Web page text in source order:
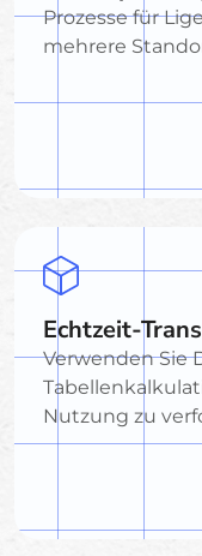
Prozesse für
mehrere
Echtzeit-
Verwenden Sie
Nutzung zu